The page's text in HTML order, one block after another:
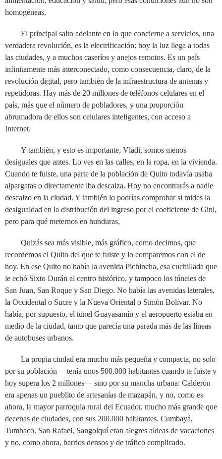
homogéneas.
El principal salto adelante en lo que concierne a servicios, una
verdadera revolución, es la electrificación: hoy la luz llega a todas
las ciudades, y a muchos caseríos y anejos remotos. Es un país
infinitamente más interconectado, como consecuencia, claro, de la
revolución digital, pero también de la infraestructura de antenas y
repetidoras. Hay más de 20 millones de teléfonos celulares en el
país, más que el número de pobladores, y una proporción
abrumadora de ellos son celulares inteligentes, con acceso a
Internet.
Y también, y esto es importante, Vladi, somos menos
desiguales que antes. Lo ves en las calles, en la ropa, en la vivienda.
Cuando te fuiste, una parte de la población de Quito todavía usaba
alpargatas o directamente iba descalza. Hoy no encontrarás a nadie
descalzo en la ciudad. Y también lo podrías comprobar si mides la
desigualdad en la distribución del ingreso por el coeficiente de Gini,
pero para qué meternos en hunduras,
Quizás sea más visible, más gráfico, como decimos, que
recordemos el Quito del que te fuiste y lo comparemos con el de
hoy. En ese Quito no había la avenida Pichincha, esa cuchillada que
le echó Sixto Durán al centro histórico, y tampoco los túneles de
San Juan, San Roque y San Diego. No había las avenidas laterales,
la Occidental o Sucre y la Nueva Oriental o Simón Bolívar. No
había, por supuesto, el túnel Guayasamín y el aeropuerto estaba en
medio de la ciudad, tanto que parecía una parada más de las líneas
de autobuses urbanos.
La propia ciudad era mucho más pequeña y compacta, no solo
por su población ––tenía unos 500.000 habitantes cuando te fuiste y
hoy supera los 2 millones–– sino por su mancha urbana: Calderón
era apenas un pueblito de artesanías de mazapán, y no, como es
ahora, la mayor parroquia rural del Ecuador, mucho más grande que
decenas de ciudades, con sus 200.000 habitantes. Cumbayá,
Tumbaco, San Rafael, Sangolquí eran alegres aldeas de vacaciones
y no, como ahora, barrios densos y de tráfico complicado.